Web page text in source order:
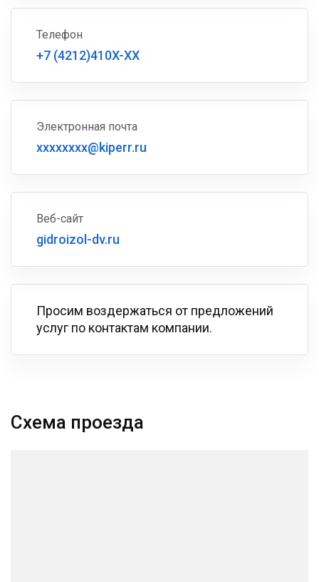
Телефон
+7 (4212)410X-XX
Электронная почта
xxxxxxxx@kiperr.ru
Веб-сайт
gidroizol-dv.ru
Просим воздержаться от предложений
услуг по контактам компании.
Схема проезда